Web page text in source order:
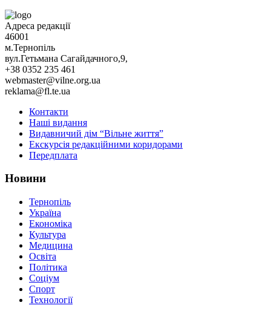
Адреса редакції
46001
м.Тернопіль
вул.Гетьмана Сагайдачного,9,
+38 0352 235 461
webmaster@vilne.org.ua
reklama@fl.te.ua
Контакти
Наші видання
Видавничий дім “Вільне життя”
Екскурсія редакційними коридорами
Передплата
Новини
Тернопіль
Україна
Економіка
Культура
Медицина
Освіта
Політика
Соціум
Спорт
Технології